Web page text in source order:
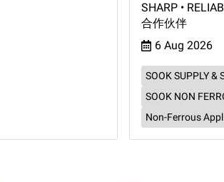
SHARP •
合作伙伴
6 Aug 2026
SOOK SUPPLY &
SOOK NON
Non-Ferrous